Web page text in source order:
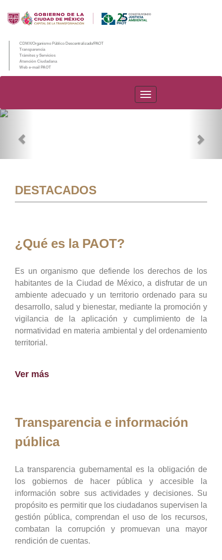
CDMX/Organismo Público Descentralizado/PAOT
Transparencia
Trámites y Servicios
Atención Ciudadana
Web e-mail PAOT
PAOT
DESTACADOS
¿Qué es la PAOT?
Es un organismo que defiende los derechos de los
habitantes de la Ciudad de México, a disfrutar de un
ambiente adecuado y un territorio ordenado para su
desarrollo, salud y bienestar, mediante la promoción y
vigilancia de la aplicación y cumplimiento de la
normatividad en materia ambiental y del ordenamiento
territorial.
Ver más
Transparencia e información
pública
La transparencia gubernamental es la obligación de
los gobiernos de hacer pública y accesible la
información sobre sus actividades y decisiones. Su
propósito es permitir que los ciudadanos supervisen la
gestión pública, comprendan el uso de los recursos,
combatan la corrupción y promuevan una mayor
rendición de cuentas.